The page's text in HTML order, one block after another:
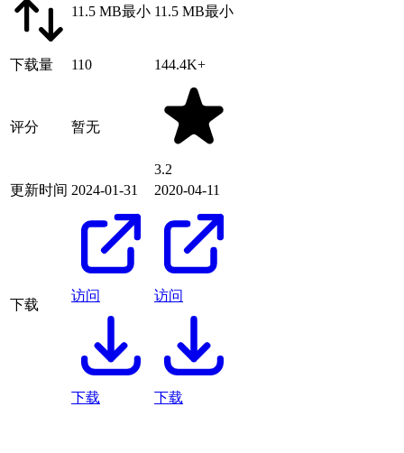
11.5 MB最小 11.5 MB最小
下载量 110 144.4K+
评分 暂无
3.2
更新时间 2024-01-31 2020-04-11
下载
访问
下载
访问
下载